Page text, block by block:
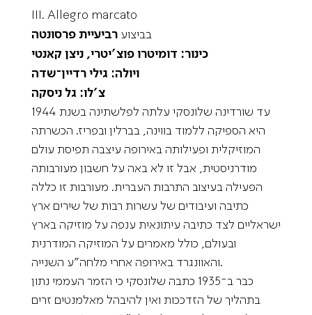
III. Allegro marcato
בביצוע רביעיית פרסונטה
כינור: דומיטרו פוצ’יטרי, ניצן קאנטי
ויולה: גילי רדיין־שדה
צ’לו: גל ניסקה
עד שורדינה שלונסקי עלתה לפלשתינה בשנת 1944
היא הספיקה ללמוד בווינה, בברלין ובפריז. הכשרתה
המוזיקלית ופעילותה באירופה עיצבה תפיסת עולם
מודרניסטית, אבל זו לא באה על חשבון מעורבותה
הפעילה בעיצוב התרבות העברית. מעורבות זו כללה
כתיבה ועיבודים של עשרות רבות של שירים ארץ
ישראליים לצד כתיבה עיתונאית ענפה על מוזיקה בארץ
ובעולם, כולל מאמרים על המוזיקה המודרנית
והאוונגרד באירופה אחרי מלחה”ע השנייה.
כבר ב־1935 כתבה שלונסקי כי הזמר העממי נתון
בתהליך של הזדככות ואין להיבהל מאלמנטים זרים